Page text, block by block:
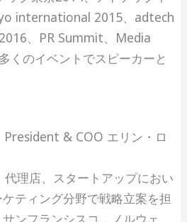
international 2015、adtech
、PR Summit、Media
くのイベントでスピーカーと
& COO エリン・ロ
理店、スタートアップにおい
ティング分野で戦略立案を担
ンフランシスコ、ノルウェ